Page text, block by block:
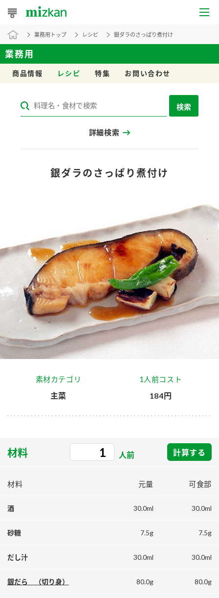
おうちレシピ
おすすめレシピ
レシピカテゴリ一覧
酢 調味酢
お酢ドリンク ぽん酢
みりん風・料理酒 鍋用調味料
つゆ たれ
スープ 中華
米飯用調味液
新商品一覧
キャンペーン情報
ブランド・スペシャルサイト
ブランド・スペシャルサイト トップ
商品ブランドサイト
Fibee（ファイビー）
カンタン酢
お酢ドリンク
かおりの蔵
千夜
スペシャルサイト
企業情報
ミツカングループについて
企業理念
ミツカンの歴史
ミツカンを知る
水の文化センター（アーカイブ）
MIM（ミツカンミュージアム）
お客様の声をいかしました
販売終了製品のご案内
よくあるご質問
業務用トップ レシピ 銀ダラのさっぱり煮付け
業務用
商品情報 レシピ 特集 お問い合わせ
検索
詳細検索
銀ダラのさっぱり煮付け
素材カテゴリ
主菜
1人前コスト
184円
材料 人前 計算する
材料 元量 可食部
酒 30.0ml 30.0ml
砂糖 7.5g 7.5g
だし汁 30.0ml 30.0ml
銀だら （切り身） 80.0g 80.0g